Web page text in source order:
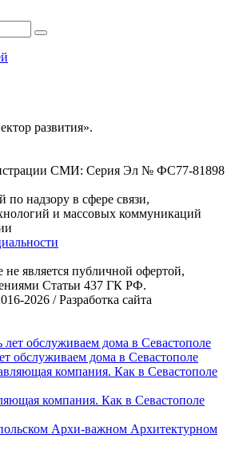
развития».
СМИ: Серия Эл № ФС77-81898
надзору в сфере связи,
и массовых коммуникаций
является публичной офертой,
Статьи 437 ГК РФ.
2026 /Разработка сайта
дома в Севастополе
компания. Как в Севастополе